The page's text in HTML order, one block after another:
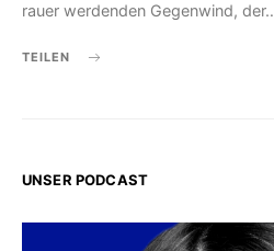
rauer werdenden Gegenwind,
TEILEN
UNSER PODCAST